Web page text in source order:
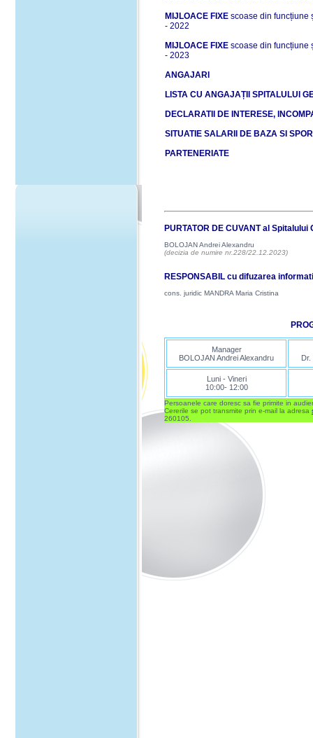
MIJLOACE FIXE scoase din funcțiune
- 2022
MIJLOACE FIXE scoase din funcțiune
- 2023
ANGAJARI
LISTA CU ANGAJAȚII SPITALULUI
DECLARATII DE INTERESE,
SITUATIE SALARII DE BAZA SI
PARTENERIATE
PURTATOR DE CUVANT al
BOLOJAN Andrei Alexandru
(decizia de numire nr.228/22.12.2023)
RESPONSABIL cu difuzarea
cons. juridic MANDRA Maria Cristina
Manager
BOLOJAN Andrei Alexandru
Luni - Vineri
10:00- 12:00
Persoanele care doresc sa fie primite in
Cererile se pot transmite prin e-mail la adresa
260105.